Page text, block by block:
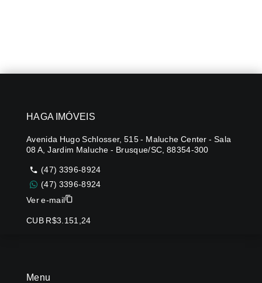
Menu
HAGA IMÓVEIS
Avenida Hugo Schlosser, 515 - Maluche Center - Sala
08 A, Jardim Maluche - Brusque/SC, 88354-300
(47) 3396-8924
(47) 3396-8924
Ver e-mail
CUB R$3.151,24